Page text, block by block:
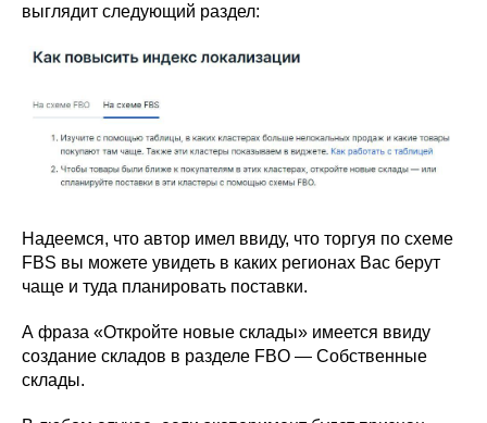
выглядит следующий раздел:
Надеемся, что автор имел ввиду, что торгуя по схеме
FBS вы можете увидеть в каких регионах Вас берут
чаще и туда планировать поставки.
А фраза «Откройте новые склады» имеется ввиду
создание складов в разделе FBO — Собственные
склады.